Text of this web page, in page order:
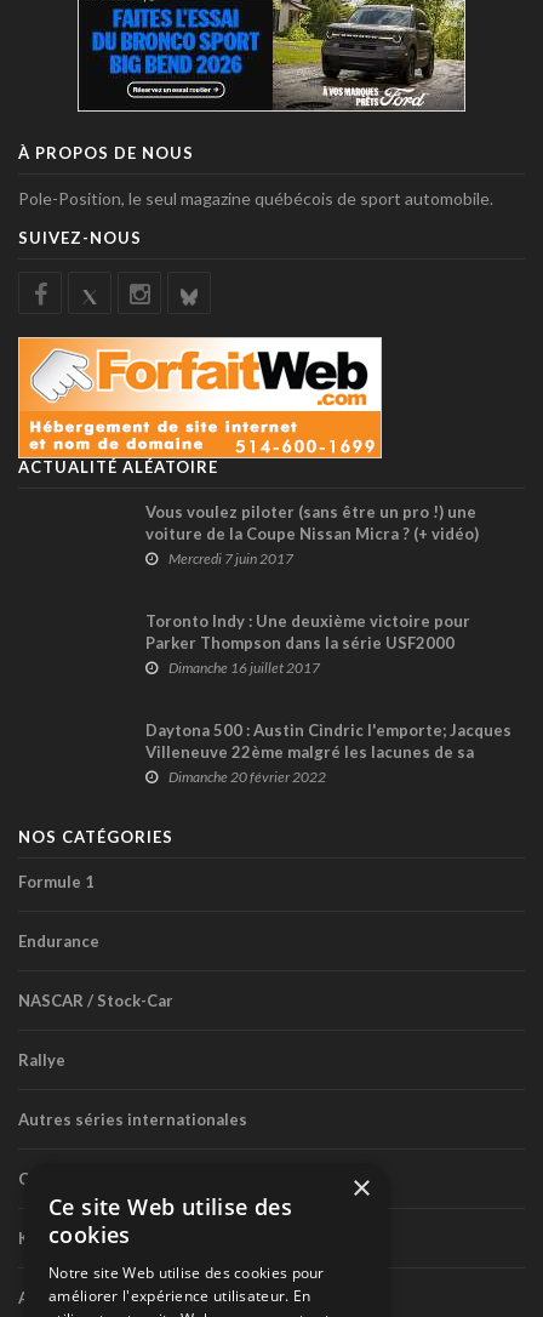
À PROPOS DE NOUS
Pole-Position, le seul magazine québécois de sport automobile.
SUIVEZ-NOUS
ACTUALITÉ ALÉATOIRE
Vous voulez piloter (sans être un pro !) une
voiture de la Coupe Nissan Micra ? (+ vidéo)
Mercredi 7 juin 2017
Toronto Indy : Une deuxième victoire pour
Parker Thompson dans la série USF2000
Dimanche 16 juillet 2017
Daytona 500 : Austin Cindric l'emporte; Jacques
Villeneuve 22ème malgré les lacunes de sa
voiture (+ vidéo)
Dimanche 20 février 2022
NOS CATÉGORIES
Formule 1
Endurance
NASCAR / Stock-Car
Rallye
Autres séries internationales
Circuit routier canadien
Karting
Autres séries nationales
×
Ce site Web utilise des
cookies
Notre site Web utilise des cookies pour
améliorer l'expérience utilisateur. En